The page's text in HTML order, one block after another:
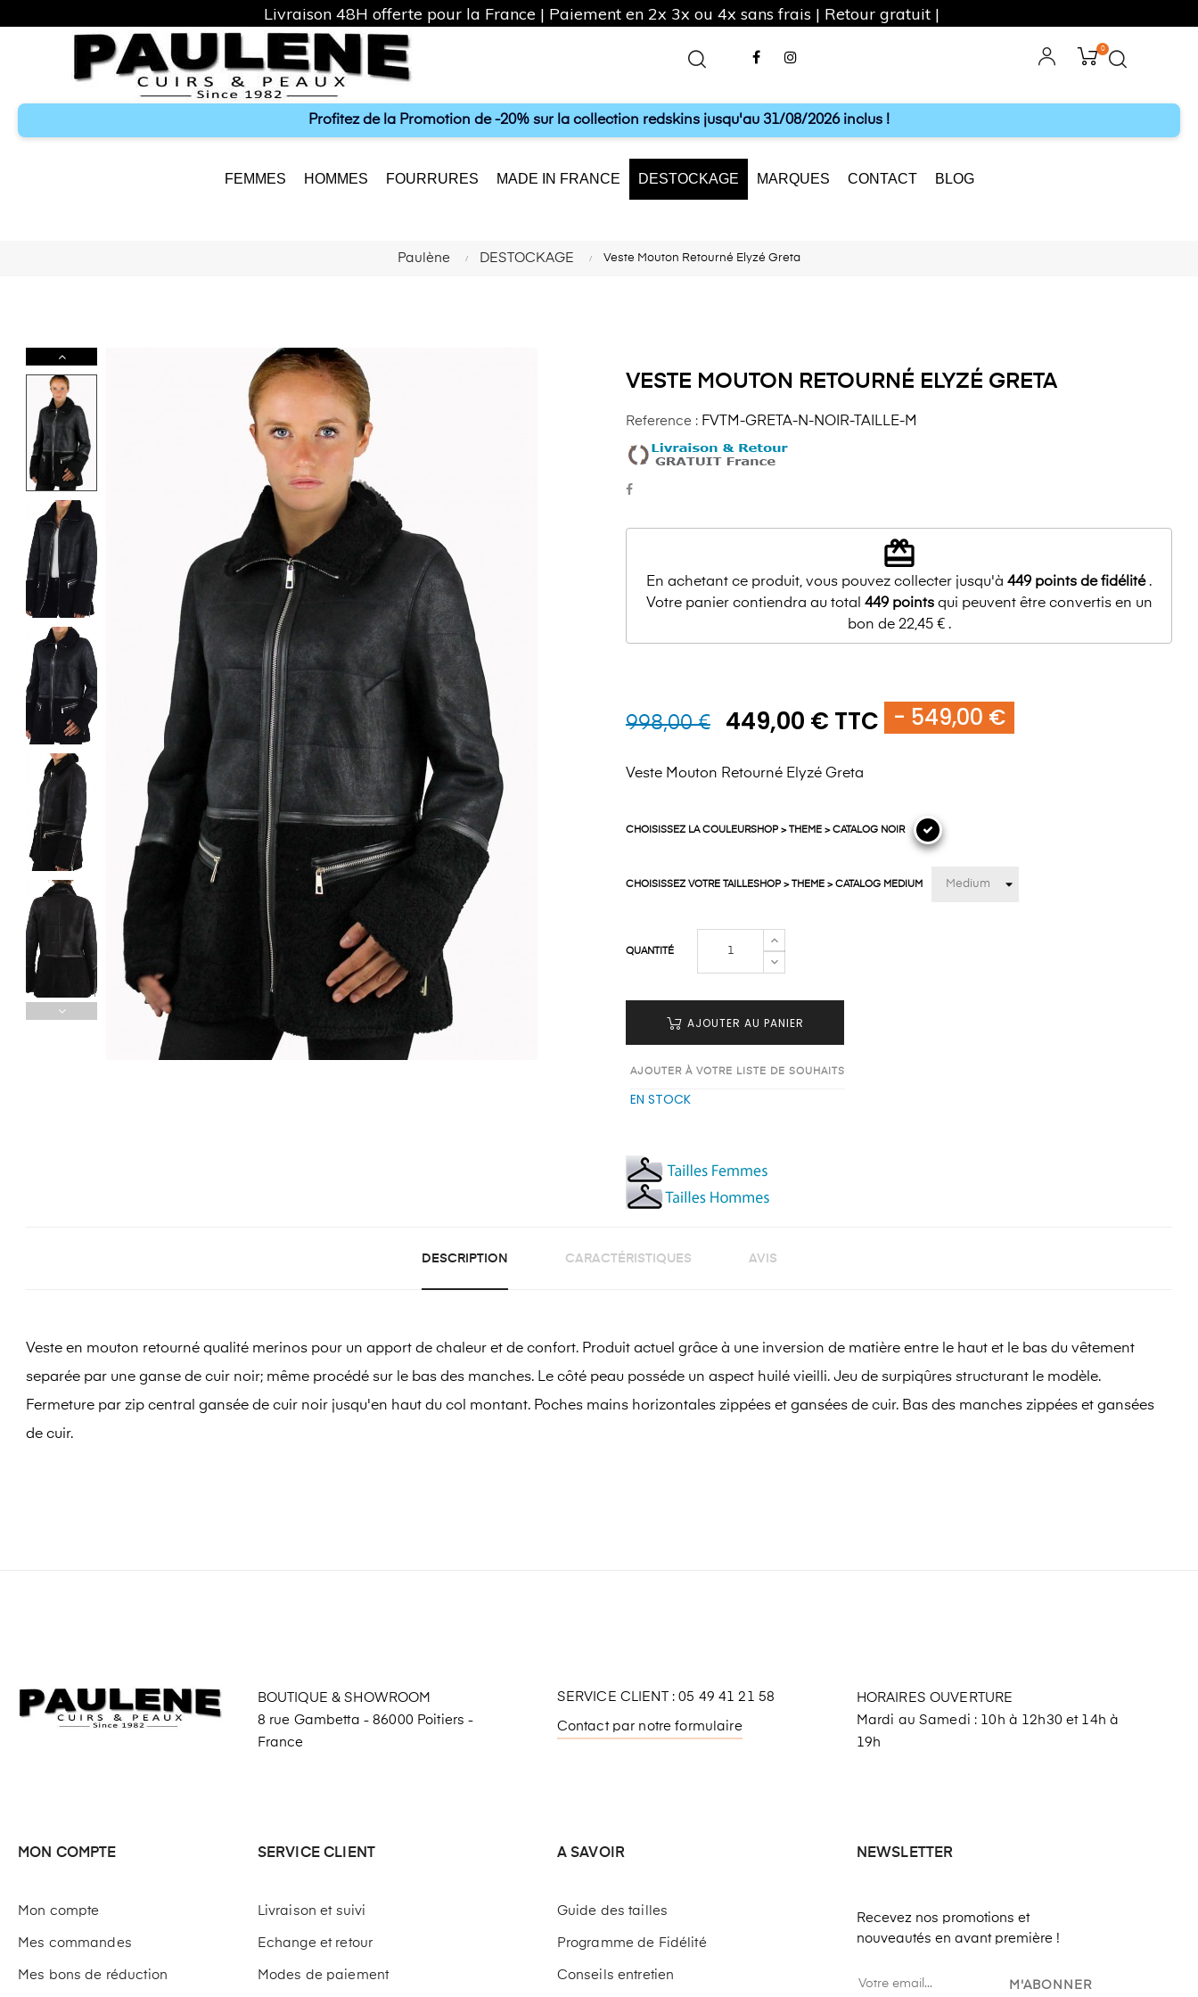
Facebook
0
Profitez de la Promotion de -20% sur la collection redskins jusqu'au 31/08/2026 inclus !
FEMMES HOMMES FOURRURES MADE IN FRANCE DESTOCKAGE MARQUES CONTACT BLOG
Paulène DESTOCKAGE Veste Mouton Retourné Elyzé Greta
VESTE MOUTON RETOURNÉ ELYZÉ GRETA
Reference : FVTM-GRETA-N-NOIR-TAILLE-M
redeem
En achetant ce produit, vous pouvez collecter jusqu'à 449 points de fidélité.
Votre panier contiendra au total 449pointsqui peuvent être convertis en un
bon de 22,45 €.
998,00 € 449,00 € TTC - 549,00 €
Veste Mouton Retourné Elyzé Greta
CHOISISSEZ LA COULEURSHOP > THEME > CATALOG NOIR
CHOISISSEZ VOTRE TAILLESHOP > THEME > CATALOG MEDIUM
QUANTITÉ
AJOUTER AU PANIER
AJOUTER À VOTRE LISTE DE SOUHAITS
EN STOCK
DESCRIPTION CARACTÉRISTIQUES AVIS
Veste en mouton retourné qualité merinos pour un apport de chaleur et de confort. Produit actuel grâce à une inversion de matière entre le haut et le bas du vêtement
separée par une ganse de cuir noir; même procédé sur le bas des manches. Le côté peau posséde un aspect huilé vieilli. Jeu de surpiqûres structurant le modèle.
Fermeture par zip central gansée de cuir noir jusqu'en haut du col montant. Poches mains horizontales zippées et gansées de cuir. Bas des manches zippées et gansées
de cuir.
BOUTIQUE & SHOWROOM
8 rue Gambetta - 86000 Poitiers -
France
SERVICE CLIENT : 05 49 41 21 58
Contact par notre formulaire
HORAIRES OUVERTURE
Mardi au Samedi : 10h à 12h30 et 14h à
19h
MON COMPTE
Mon compte
Mes commandes
Mes bons de réduction
SERVICE CLIENT
Livraison et suivi
Echange et retour
Modes de paiement
A SAVOIR
Guide des tailles
Programme de Fidélité
Conseils entretien
NEWSLETTER
Recevez nos promotions et
nouveautés en avant première !
M'ABONNER
Livraison 48H offerte pour la France | Paiement en 2x 3x ou 4x sans frais | Retour gratuit |